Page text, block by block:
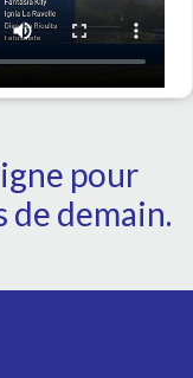
pour
demain.